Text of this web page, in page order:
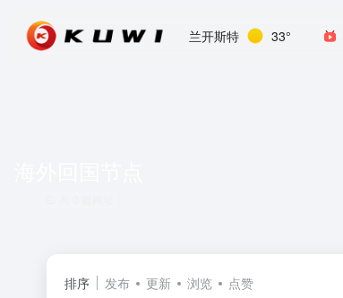
兰开斯特 33°
排序 发布 更新 浏览 点赞